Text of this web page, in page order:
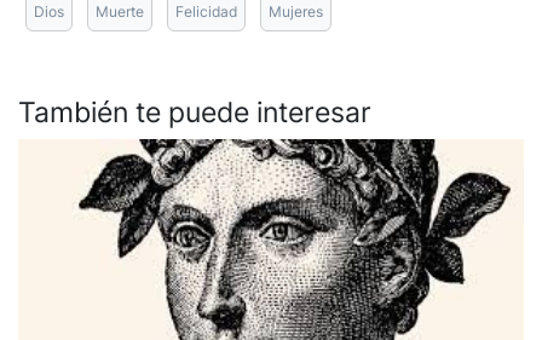
Dios Muerte Felicidad Mujeres
También te puede interesar